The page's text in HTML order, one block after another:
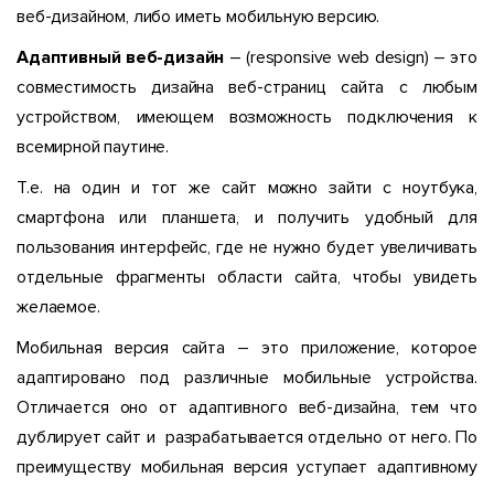
веб-дизайном, либо иметь мобильную версию.
Адаптивный веб-дизайн – (responsive web design) – это
совместимость дизайна веб-страниц сайта с любым
устройством, имеющем возможность подключения к
всемирной паутине.
Т.е. на один и тот же сайт можно зайти с ноутбука,
смартфона или планшета, и получить удобный для
пользования интерфейс, где не нужно будет увеличивать
отдельные фрагменты области сайта, чтобы увидеть
желаемое.
Мобильная версия сайта – это приложение, которое
адаптировано под различные мобильные устройства.
Отличается оно от адаптивного веб-дизайна, тем что
дублирует сайт и разрабатывается отдельно от него. По
преимуществу мобильная версия уступает адаптивному